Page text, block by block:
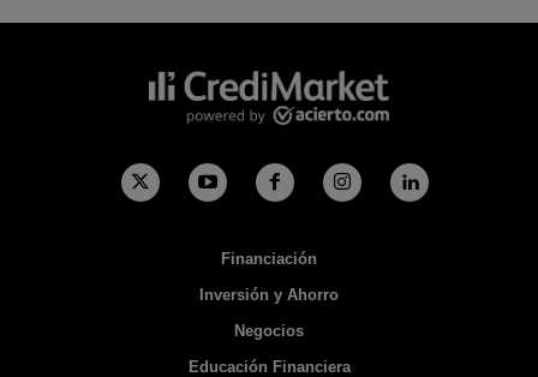
Financiación
Inversión y Ahorro
Negocios
Educación Financiera